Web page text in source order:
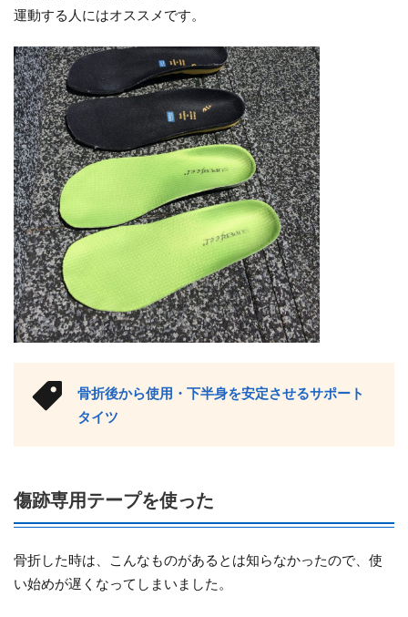
運動する人にはオススメです。
骨折後から使用・下半身を安定させるサポート
タイツ
傷跡専用テープを使った
骨折した時は、こんなものがあるとは知らなかったので、使
い始めが遅くなってしまいました。